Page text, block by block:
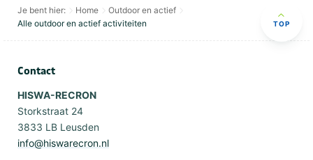
Je bent hier: Home
Outdoor en actief
Alle outdoor en actief activiteiten
TOP
Contact
HISWA-RECRON
Storkstraat 24
3833 LB Leusden
info@hiswarecron.nl